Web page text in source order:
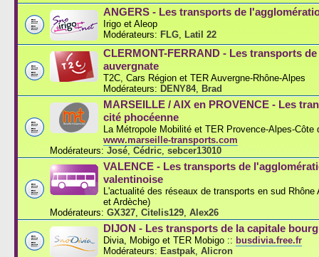
ANGERS - Les transports de
Irigo et Aleop
Modérateurs: FLG Latil 22
CLERMONT-FERRAND - Les transports
auvergnate
T2C, Cars Région et TER Auvergne-Rhône-Alpes
Modérateurs: DENY84, Brad
MARSEILLE / AIX en PROVENCE - Les
cité phocéenne
La Métropole Mobilité et TER Provence-Alpes-Côte
www.marseille-transports.com
Modérateurs: José Cédric sebcer13010
VALENCE - Les transports de
valentinoise
L'actualité des réseaux de transports en sud Rhône
et Ardèche)
Modérateurs: GX327 Citelis129 Alex26
DIJON - Les transports de la capitale
Divia, Mobigo et TER Mobigo :: busdivia.free.fr
Modérateurs: Eastpak Alicron